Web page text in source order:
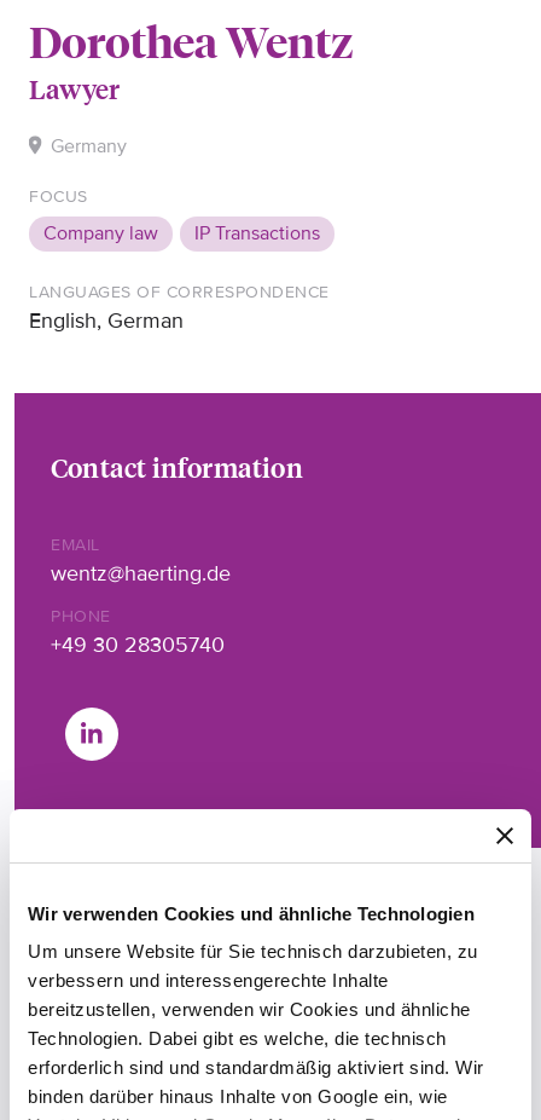
Wir verwenden Cookies und ähnliche Technologien
Um unsere Website für Sie technisch darzubieten, zu
verbessern und interessengerechte Inhalte
bereitzustellen, verwenden wir Cookies und ähnliche
Technologien. Dabei gibt es welche, die technisch
erforderlich sind und standardmäßig aktiviert sind. Wir
binden darüber hinaus Inhalte von Google ein, wie
Dorothea Wentz
Lawyer
Germany
FOCUS
Company law IP Transactions
LANGUAGES OF CORRESPONDENCE
English, German
Contact information
EMAIL
wentz@haerting.de
PHONE
+49 30 28305740
Vita
After completing her studies at the Free University
of Berlin, Dorothea passed her first state
examination in September 2019 and is now waiting
to begin her legal clerkship in Berlin. She has been